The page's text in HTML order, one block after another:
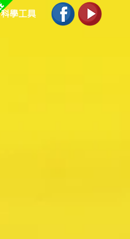
科學工具